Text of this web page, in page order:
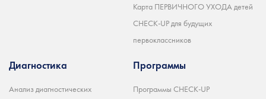
Карта ПЕРВИЧНОГО УХОДА детей
CHECK-UP для будущих
первоклассников
Диагностика
Анализ диагностических
Программы
Программы CHECK-UP